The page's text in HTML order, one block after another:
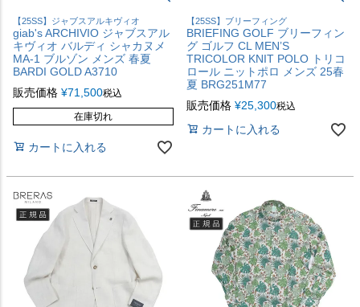
【25SS】ジャブスアルキヴィオ
giab's ARCHIVIO ジャブスアル
キヴィオ バルディ シャカヌメ
MA-1 ブルゾン メンズ 春夏
BARDI GOLD A3710
販売価格 ¥71,500税込
在庫切れ
カートに入れる
【25SS】ブリーフィング
BRIEFING GOLF ブリーフィン
グ ゴルフ CL MEN’S
TRICOLOR KNIT POLO トリコ
ロール ニットポロ メンズ 25春
夏 BRG251M77
販売価格 ¥25,300税込
カートに入れる